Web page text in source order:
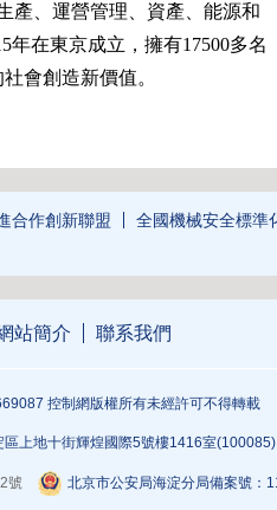
產、運營管理、資產、能源和
年在東京成立，擁有17500多名
會創造新價值。
合作創新聯盟 全國機械安全標準
站簡介 聯系我們
控制網版權所有未經許可不得轉載
區上地十街輝煌國際5號樓1416室(100085)
號 北京市公安局海淀分局備案號：